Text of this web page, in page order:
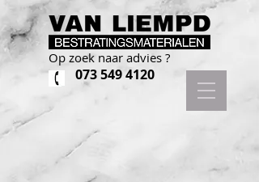
Op zoek naar advies ?
073 549 4120